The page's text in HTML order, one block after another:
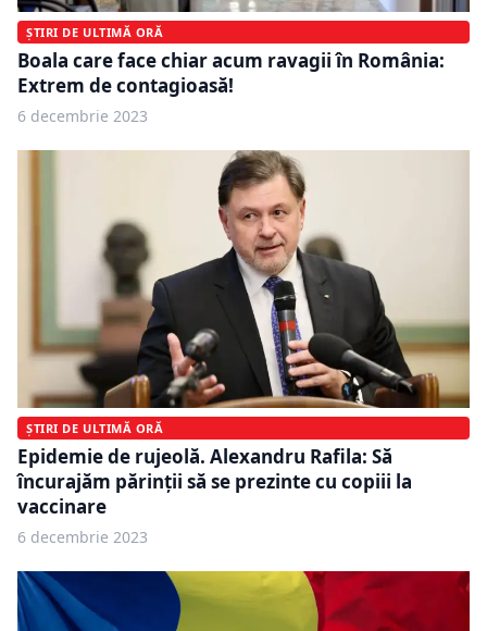
ȘTIRI DE ULTIMĂ ORĂ
Boala care face chiar acum ravagii în România:
Extrem de contagioasă!
6 decembrie 2023
ȘTIRI DE ULTIMĂ ORĂ
Epidemie de rujeolă. Alexandru Rafila: Să
încurajăm părinţii să se prezinte cu copiii la
vaccinare
6 decembrie 2023